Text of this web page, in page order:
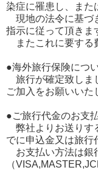
染症に罹患し、また
現地の法令に基づ
指示に従って頂きま
またこれに要する
●海外旅行保険につ
旅行が確定致しま
ご加入をお願いいた
●ご旅行代金のお支
弊社よりお送りす
でに申込金又は旅行
お支払い方法は銀
（